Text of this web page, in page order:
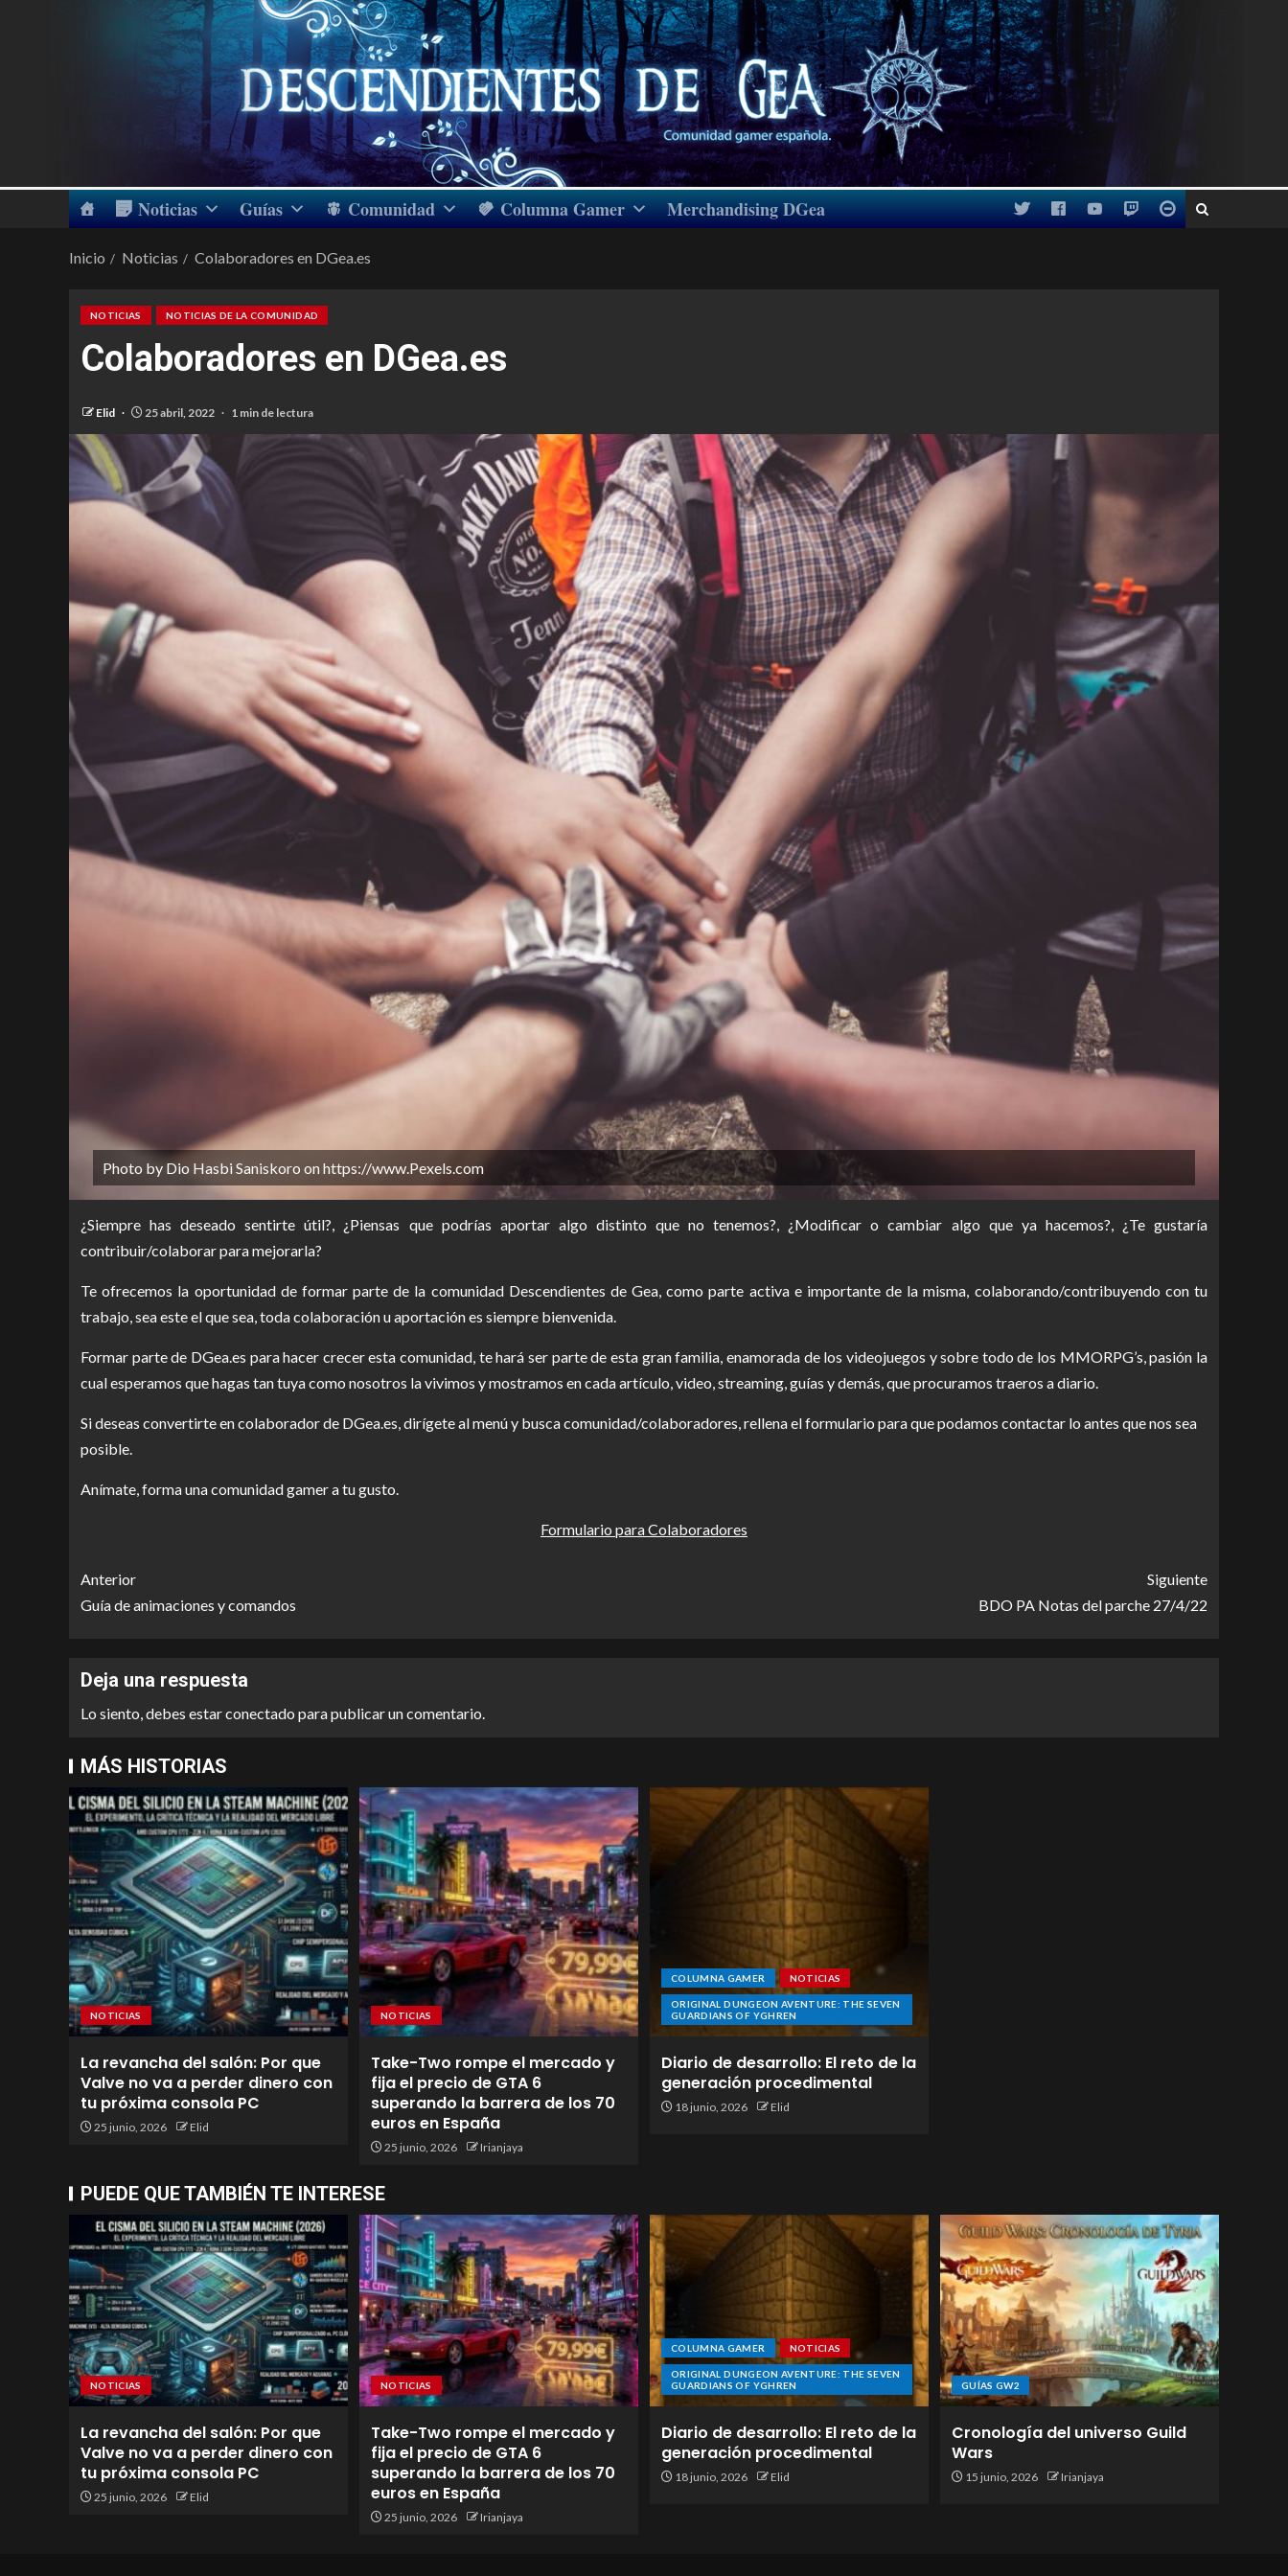
Noticias Guías Comunidad Columna Gamer Merchandising DGea
Inicio Noticias Colaboradores en DGea.es
NOTICIAS NOTICIAS DE LA COMUNIDAD
Colaboradores en DGea.es
Elid 25 abril, 2022 1 min de lectura
Photo by Dio Hasbi Saniskoro on https://www.Pexels.com
¿Siempre has deseado sentirte útil?, ¿Piensas que podrías aportar algo distinto que no tenemos?, ¿Modificar o cambiar algo que ya hacemos?, ¿Te gustaría
contribuir/colaborar para mejorarla?
Te ofrecemos la oportunidad de formar parte de la comunidad Descendientes de Gea, como parte activa e importante de la misma, colaborando/contribuyendo con tu
trabajo, sea este el que sea, toda colaboración u aportación es siempre bienvenida.
Formar parte de DGea.es para hacer crecer esta comunidad, te hará ser parte de esta gran familia, enamorada de los videojuegos y sobre todo de los MMORPG’s, pasión la
cual esperamos que hagas tan tuya como nosotros la vivimos y mostramos en cada artículo, video, streaming, guías y demás, que procuramos traeros a diario.
Si deseas convertirte en colaborador de DGea.es, dirígete al menú y busca comunidad/colaboradores, rellena el formulario para que podamos contactar lo antes que nos sea
posible.
Anímate, forma una comunidad gamer a tu gusto.
Formulario para Colaboradores
Anterior
Guía de animaciones y comandos
Siguiente
BDO PA Notas del parche 27/4/22
Deja una respuesta
Lo siento, debes estarconectado para publicar un comentario.
MÁS HISTORIAS
NOTICIAS
La revancha del salón: Por que
Valve no va a perder dinero con
tu próxima consola PC
25 junio, 2026 Elid
NOTICIAS
Take-Two rompe el mercado y
fija el precio de GTA 6
superando la barrera de los 70
euros en España
25 junio, 2026 Irianjaya
COLUMNA GAMER NOTICIAS
ORIGINAL DUNGEON AVENTURE: THE SEVEN
GUARDIANS OF YGHREN
Diario de desarrollo: El reto de la
generación procedimental
18 junio, 2026 Elid
PUEDE QUE TAMBIÉN TE INTERESE
NOTICIAS
La revancha del salón: Por que
Valve no va a perder dinero con
tu próxima consola PC
25 junio, 2026 Elid
NOTICIAS
Take-Two rompe el mercado y
fija el precio de GTA 6
superando la barrera de los 70
euros en España
25 junio, 2026 Irianjaya
COLUMNA GAMER NOTICIAS
ORIGINAL DUNGEON AVENTURE: THE SEVEN
GUARDIANS OF YGHREN
Diario de desarrollo: El reto de la
generación procedimental
18 junio, 2026 Elid
GUÍAS GW2
Cronología del universo Guild
Wars
15 junio, 2026 Irianjaya